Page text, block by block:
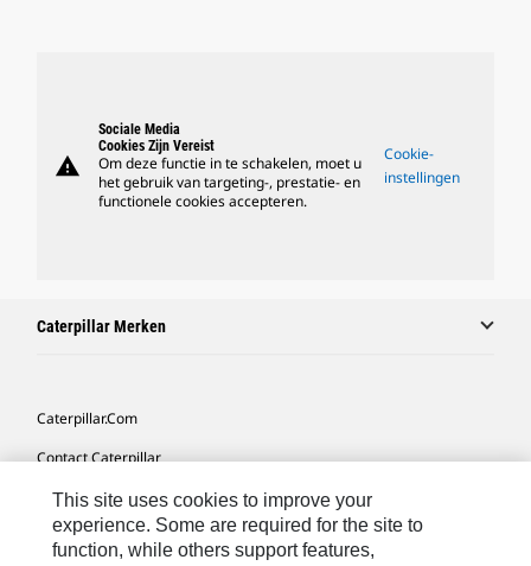
warning
Sociale Media
Cookies Zijn Vereist
Om deze functie in te schakelen, moet u
het gebruik van targeting-, prestatie- en
functionele cookies accepteren.
Cookie-
instellingen
Caterpillar Merken
Caterpillar.com
Contact Caterpillar
Mijn Marketingvoorkeuren
Site Map
This site uses cookies to improve your
experience. Some are required for the site to
function, while others support features,